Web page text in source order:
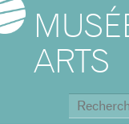
ARTS